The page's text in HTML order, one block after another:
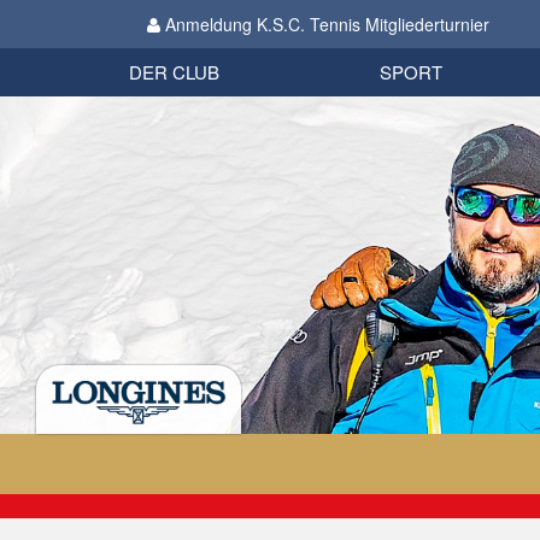
Anmeldung K.S.C. Tennis Mitgliederturnier
DER CLUB
Organisation
SPORT
Biathlon
Datenschutzverordnung 2018
Impressum